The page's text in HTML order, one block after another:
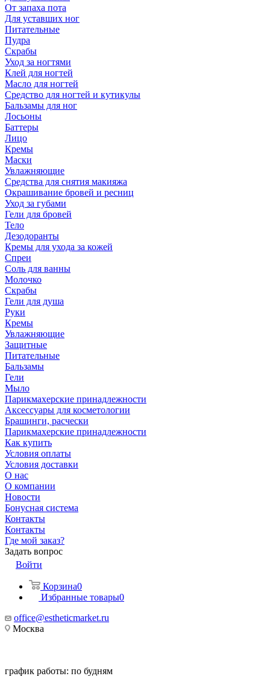
От запаха пота
Для уставших ног
Питательные
Пудра
Скрабы
Уход за ногтями
Клей для ногтей
Масло для ногтей
Средство для ногтей и кутикулы
Бальзамы для ног
Лосьоны
Баттеры
Лицо
Кремы
Маски
Увлажняющие
Средства для снятия макияжа
Окрашивание бровей и ресниц
Уход за губами
Гели для бровей
Тело
Дезодоранты
Кремы для ухода за кожей
Спреи
Соль для ванны
Молочко
Скрабы
Гели для душа
Руки
Кремы
Увлажняющие
Защитные
Питательные
Бальзамы
Гели
Мыло
Парикмахерские принадлежности
Аксессуары для косметологии
Брашинги, расчески
Парикмахерские принадлежности
Как купить
Условия оплаты
Условия доставки
О нас
О компании
Новости
Бонусная система
Контакты
Контакты
Где мой заказ?
Задать вопрос
Войти
Корзина0
Избранные товары0
office@estheticmarket.ru
Москва
график работы: по будням